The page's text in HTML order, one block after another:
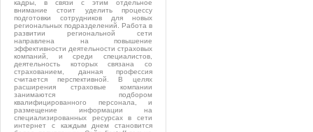
кадры, в связи с этим отдельное
внимание стоит уделить процессу
подготовки сотрудников для новых
региональных подразделений. Работа в
развитии региональной сети
направлена на повышение
эффективности деятельности страховых
компаний, и среди специалистов,
деятельность которых связана со
страхованием, данная профессия
считается перспективной. В целях
расширения страховые компании
занимаются подбором
квалифицированного персонала, и
размещение информации на
специализированных ресурсах в сети
интернет с каждым днем становится